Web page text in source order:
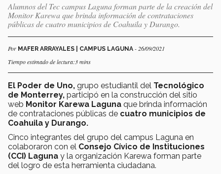
Alumnos del Tec campus Laguna forman parte de la creación del
Monitor Karewa que brinda información de contrataciones
públicas de cuatro municipios de Coahuila y Durango.
Por MAFER ARRAYALES | CAMPUS LAGUNA - 26/09/2021
Tiempo estimado de lectura:3 mins
El Poder de Uno, grupo estudiantil del Tecnológico
de Monterrey, participó en la construcción del sitio
web Monitor Karewa Laguna que brinda información
de contrataciones públicas de cuatro municipios de
Coahuila y Durango.
Cinco integrantes del grupo del campus Laguna en
colaboraron con el Consejo Cívico de Instituciones
(CCI) Laguna y la organización Karewa forman parte
del logro de esta herramienta ciudadana.